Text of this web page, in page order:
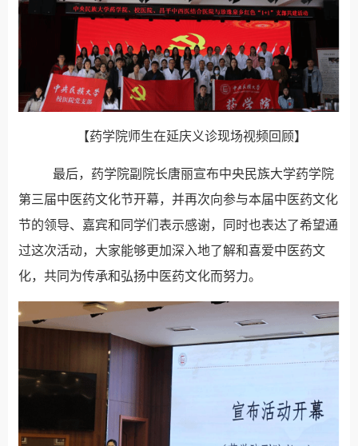
【药学院师生在延庆义诊现场视频回顾】
最后，药学院副院长唐丽宣布中央民族大学药学院
第三届中医药文化节开幕，并再次向参与本届中医药文化
节的领导、嘉宾和同学们表示感谢，同时也表达了希望通
过这次活动，大家能够更加深入地了解和喜爱中医药文
化，共同为传承和弘扬中医药文化而努力。